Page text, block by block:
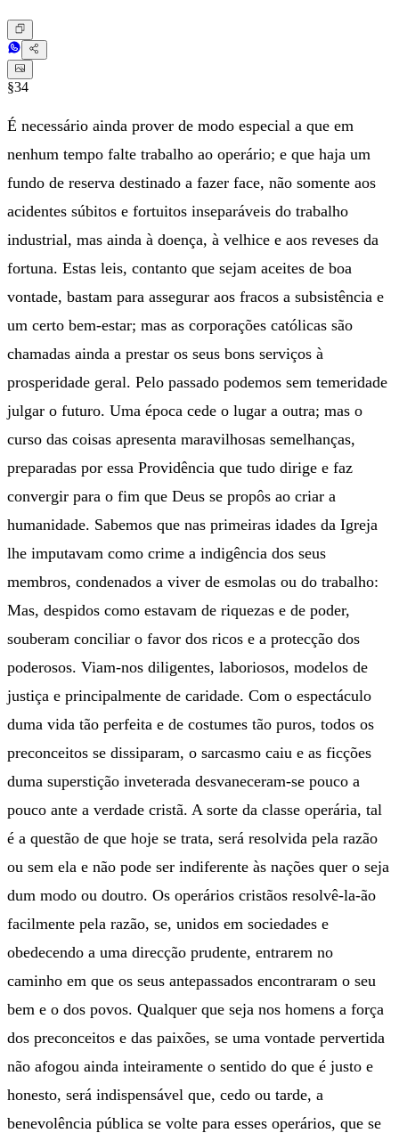
§34
É necessário ainda prover de modo especial a que em
nenhum tempo falte trabalho ao operário; e que haja um
fundo de reserva destinado a fazer face, não somente aos
acidentes súbitos e fortuitos inseparáveis do trabalho
industrial, mas ainda à doença, à velhice e aos reveses da
fortuna. Estas leis, contanto que sejam aceites de boa
vontade, bastam para assegurar aos fracos a subsistência e
um certo bem-estar; mas as corporações católicas são
chamadas ainda a prestar os seus bons serviços à
prosperidade geral. Pelo passado podemos sem temeridade
julgar o futuro. Uma época cede o lugar a outra; mas o
curso das coisas apresenta maravilhosas semelhanças,
preparadas por essa Providência que tudo dirige e faz
convergir para o fim que Deus se propôs ao criar a
humanidade. Sabemos que nas primeiras idades da Igreja
lhe imputavam como crime a indigência dos seus
membros, condenados a viver de esmolas ou do trabalho:
Mas, despidos como estavam de riquezas e de poder,
souberam conciliar o favor dos ricos e a protecção dos
poderosos. Viam-nos diligentes, laboriosos, modelos de
justiça e principalmente de caridade. Com o espectáculo
duma vida tão perfeita e de costumes tão puros, todos os
preconceitos se dissiparam, o sarcasmo caiu e as ficções
duma superstição inveterada desvaneceram-se pouco a
pouco ante a verdade cristã. A sorte da classe operária, tal
é a questão de que hoje se trata, será resolvida pela razão
ou sem ela e não pode ser indiferente às nações quer o seja
dum modo ou doutro. Os operários cristãos resolvê-la-ão
facilmente pela razão, se, unidos em sociedades e
obedecendo a uma direcção prudente, entrarem no
caminho em que os seus antepassados encontraram o seu
bem e o dos povos. Qualquer que seja nos homens a força
dos preconceitos e das paixões, se uma vontade pervertida
não afogou ainda inteiramente o sentido do que é justo e
honesto, será indispensável que, cedo ou tarde, a
benevolência pública se volte para esses operários, que se